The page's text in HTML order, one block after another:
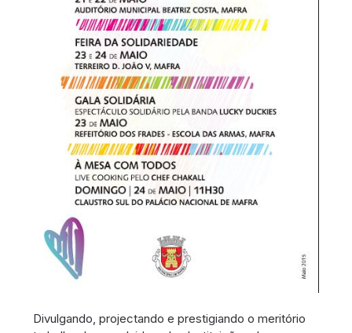
Divulgando, projectando e prestigiando o meritório